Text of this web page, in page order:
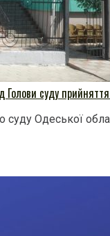
Голови суду
суду Одеської